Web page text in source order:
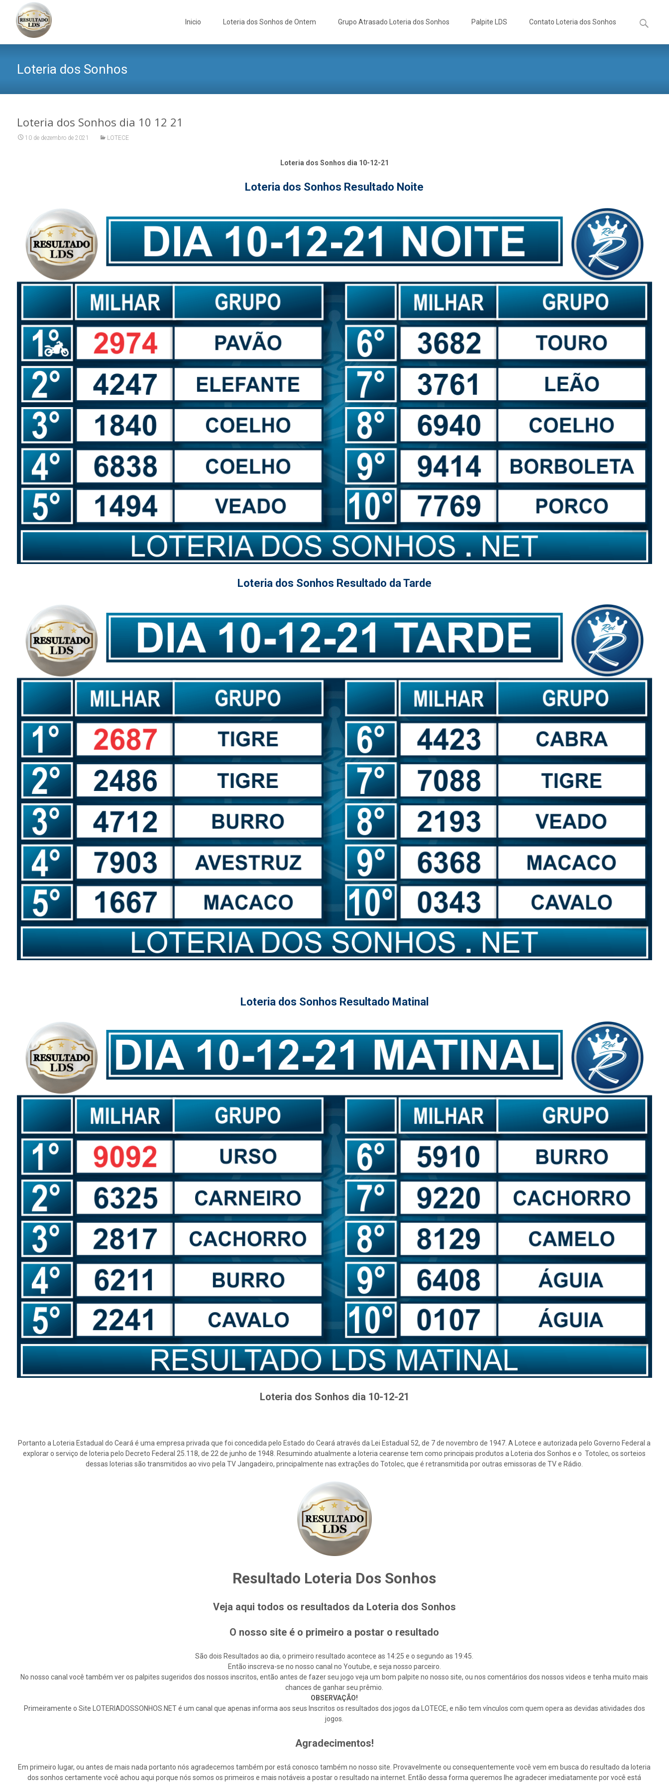
Inicio Loteria dos Sonhos de Ontem Grupo Atrasado Loteria dos Sonhos Palpite LDS Contato Loteria dos Sonhos
por:
Loteria dos Sonhos
Loteria dos Sonhos dia 10 12 21
10 de dezembro de 2021 LOTECE
Loteria dos Sonhos dia 10-12-21
Loteria dos Sonhos Resultado Noite
Loteria dos Sonhos Resultado da Tarde
Loteria dos Sonhos Resultado Matinal
Loteria dos Sonhos dia 10-12-21
Portanto a Loteria Estadual do Ceará é uma empresa privada que foi concedida pelo Estado do Ceará através da Lei Estadual 52, de 7 de novembro de 1947. A Lotece e autorizada pelo Governo Federal a
explorar o serviço de loteria pelo Decreto Federal 25.118, de 22 de junho de 1948. Resumindo atualmente a loteria cearense tem como principais produtos a Loteria dos Sonhos e o Totolec, os sorteios
dessas loterias são transmitidos ao vivo pela TV Jangadeiro, principalmente nas extrações do Totolec, que é retransmitida por outras emissoras de TV e Rádio.
Resultado Loteria Dos Sonhos
Veja aqui todos os resultados da Loteria dos Sonhos
O nosso site é o primeiro a postar o resultado
São dois Resultados ao dia, o primeiro resultado acontece as 14:25 e o segundo as 19:45.
Então inscreva-se no nosso canal no Youtube, e seja nosso parceiro.
No nosso canal você também ver os palpites sugeridos dos nossos inscritos, então antes de fazer seu jogo veja um bom palpite no nosso site, ou nos comentários dos nossos videos e tenha muito mais
chances de ganhar seu prêmio.
OBSERVAÇÃO!
Primeiramente o Site LOTERIADOSSONHOS.NET é um canal que apenas informa aos seus Inscritos os resultados dos jogos da LOTECE, e não tem vínculos com quem opera as devidas atividades dos
jogos.
Agradecimentos!
Em primeiro lugar, ou antes de mais nada portanto nós agradecemos também por está conosco também no nosso site. Provavelmente ou consequentemente você vem em busca do resultado da loteria
dos sonhos certamente você achou aqui porque nós somos os primeiros e mais notáveis a postar o resultado na internet. Então dessa forma queremos lhe agradecer imediatamente por você está